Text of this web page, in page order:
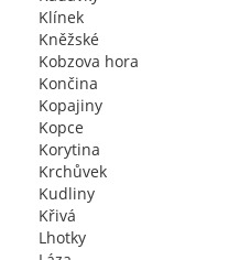
Klínek
Kněžské
Kobzova hora
Končina
Kopajiny
Kopce
Korytina
Krchůvek
Kudliny
Křivá
Lhotky